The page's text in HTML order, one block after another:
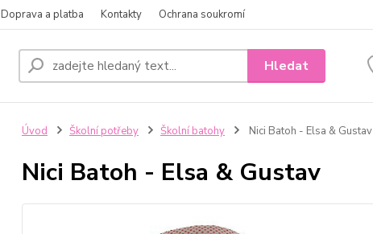
Doprava a platba Kontakty Ochrana soukromí
Hledat
Úvod Školní potřeby Školní batohy Nici Batoh - Elsa & Gustav
Nici Batoh - Elsa & Gustav